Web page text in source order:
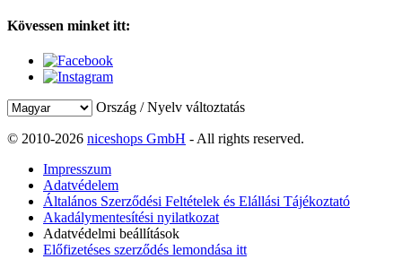
Kövessen minket itt:
Ország / Nyelv változtatás
© 2010-2026 niceshops GmbH - All rights reserved.
Impresszum
Adatvédelem
Általános Szerződési Feltételek és Elállási Tájékoztató
Akadálymentesítési nyilatkozat
Adatvédelmi beállítások
Előfizetéses szerződés lemondása itt